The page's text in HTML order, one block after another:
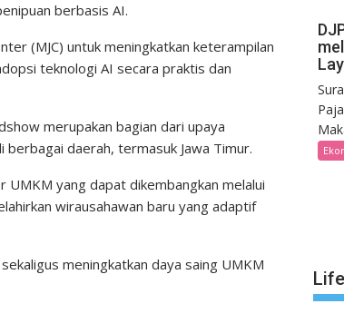
berbasis AI.
(MJC) untuk meningkatkan keterampilan
teknologi AI secara praktis dan
merupakan bagian dari upaya
daerah, termasuk Jawa Timur.
yang dapat dikembangkan melalui
wirausahawan baru yang adaptif
meningkatkan daya saing UMKM